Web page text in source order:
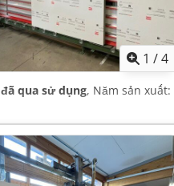
1 /4
đã qua sử dụng, Năm sản xuất: